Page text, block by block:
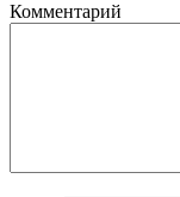
Комментарий